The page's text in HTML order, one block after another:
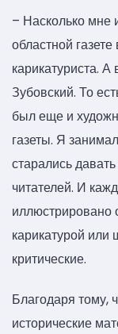
– Насколько мне
областной
карикатуриста.
Зубовский. То
был еще и
газеты. Я
старались
читателей. И
иллюстрировано
карикатурой
критические.
Благодаря тому,
исторические